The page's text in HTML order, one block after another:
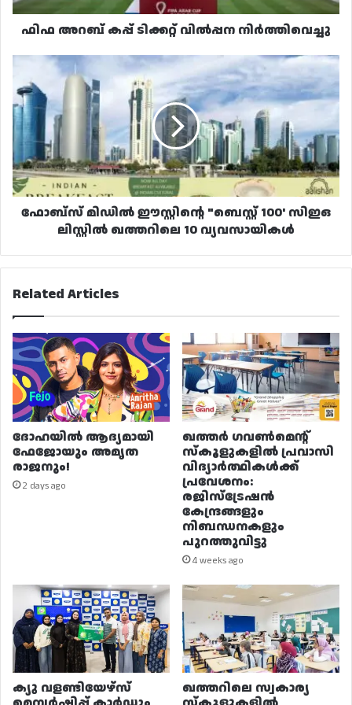
ഫിഫ അറബ് കപ്പ് ടിക്കറ്റ് വിൽപ്പന നിർത്തിവെച്ചു
ഫോബ്‌സ്
മിഡിൽ
ഈസ്റ്റിന്റെ
"ബെസ്റ്റ്
100'
സിഇഒ
ലിസ്റ്റിൽ
ഖത്തറിലെ
10
വ്യവസായികൾ
ഫോബ്‌സ് മിഡിൽ ഈസ്റ്റിന്റെ "ബെസ്റ്റ് 100' സിഇഒ
ലിസ്റ്റിൽ ഖത്തറിലെ 10 വ്യവസായികൾ
Related Articles
ദോഹയിൽ ആദ്യമായി
ഫേജോയും അമൃത
രാജനും!
2 days ago
ഖത്തർ ഗവൺമെന്റ്
സ്കൂളുകളിൽ പ്രവാസി
വിദ്യാർത്ഥികൾക്ക്
പ്രവേശനം:
രജിസ്ട്രേഷൻ
കേന്ദ്രങ്ങളും
നിബന്ധനകളും
പുറത്തുവിട്ടു
4 weeks ago
ക്യു വളണ്ടിയേഴ്‌സ്
ഖത്തറിലെ സ്വകാര്യ